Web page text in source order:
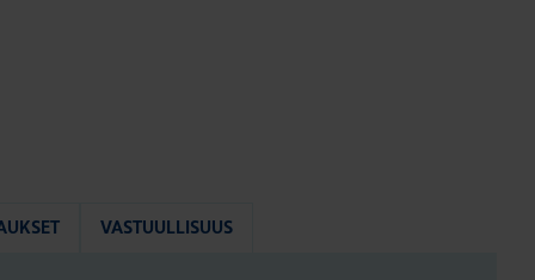
VASTUULLISUUS